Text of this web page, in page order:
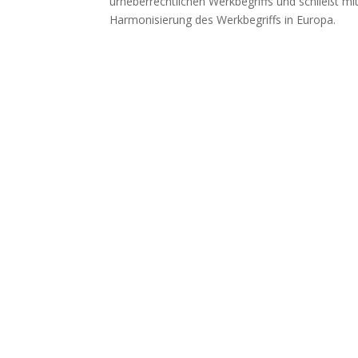
Harmonisierung des Werkbegriffs in Europa.